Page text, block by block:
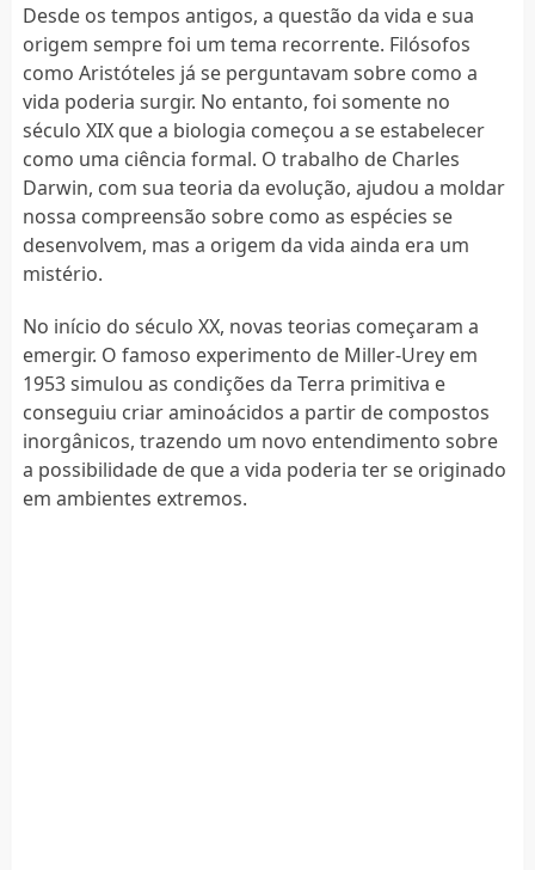
Desde os tempos antigos, a questão da vida e sua
origem sempre foi um tema recorrente. Filósofos
como Aristóteles já se perguntavam sobre como a
vida poderia surgir. No entanto, foi somente no
século XIX que a biologia começou a se estabelecer
como uma ciência formal. O trabalho de Charles
Darwin, com sua teoria da evolução, ajudou a moldar
nossa compreensão sobre como as espécies se
desenvolvem, mas a origem da vida ainda era um
mistério.
No início do século XX, novas teorias começaram a
emergir. O famoso experimento de Miller-Urey em
1953 simulou as condições da Terra primitiva e
conseguiu criar aminoácidos a partir de compostos
inorgânicos, trazendo um novo entendimento sobre
a possibilidade de que a vida poderia ter se originado
em ambientes extremos.